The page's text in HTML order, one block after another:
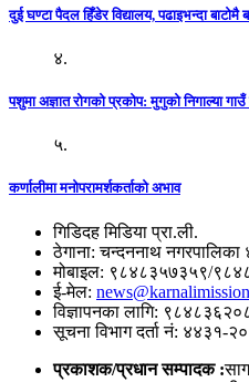
दुई घण्टा पैदल हिँडेर विद्यालय, पढाइभन्दा बाटोमै
४.
पशुमा अज्ञात रोगको प्रकोप: मुगुको निगाल्या
५.
कर्णालीमा मनोपरामर्शकर्ताको अभाव
गिडिदह मिडिया प्रा.ली.
ठेगाना: चन्दननाथ नगरपालिका
मोबाइल: ९८४८३५७३५९/
ई-मेल:
विज्ञापनका लागि:
सूचना विभाग दर्ता नं: ४४३१-
प्रकाशक/प्रधान सम्पादक :